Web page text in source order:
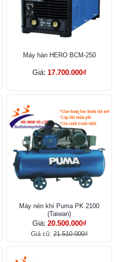
Máy hàn HERO BCM-250
Giá: 17.700.000₫
Máy nén khí Puma PK 2100
(Taiwan)
Giá: 20.500.000₫
Giá cũ:21.510.000₫